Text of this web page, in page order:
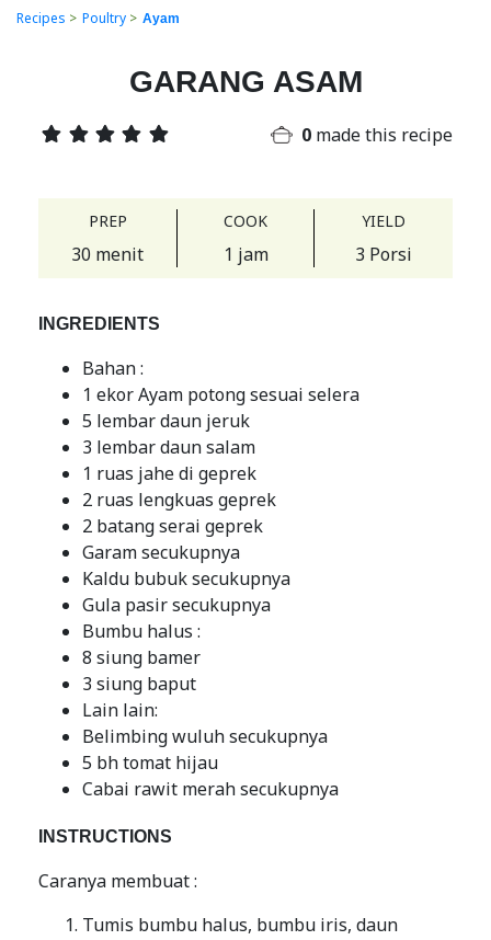
Recipes > Poultry > Ayam
GARANG ASAM
0 made this recipe
PREP
30 menit
COOK
1 jam
YIELD
3 Porsi
INGREDIENTS
Bahan :
1 ekor Ayam potong sesuai selera
5 lembar daun jeruk
3 lembar daun salam
1 ruas jahe di geprek
2 ruas lengkuas geprek
2 batang serai geprek
Garam secukupnya
Kaldu bubuk secukupnya
Gula pasir secukupnya
Bumbu halus :
8 siung bamer
3 siung baput
Lain lain:
Belimbing wuluh secukupnya
5 bh tomat hijau
Cabai rawit merah secukupnya
INSTRUCTIONS
Caranya membuat :
Tumis bumbu halus, bumbu iris, daun